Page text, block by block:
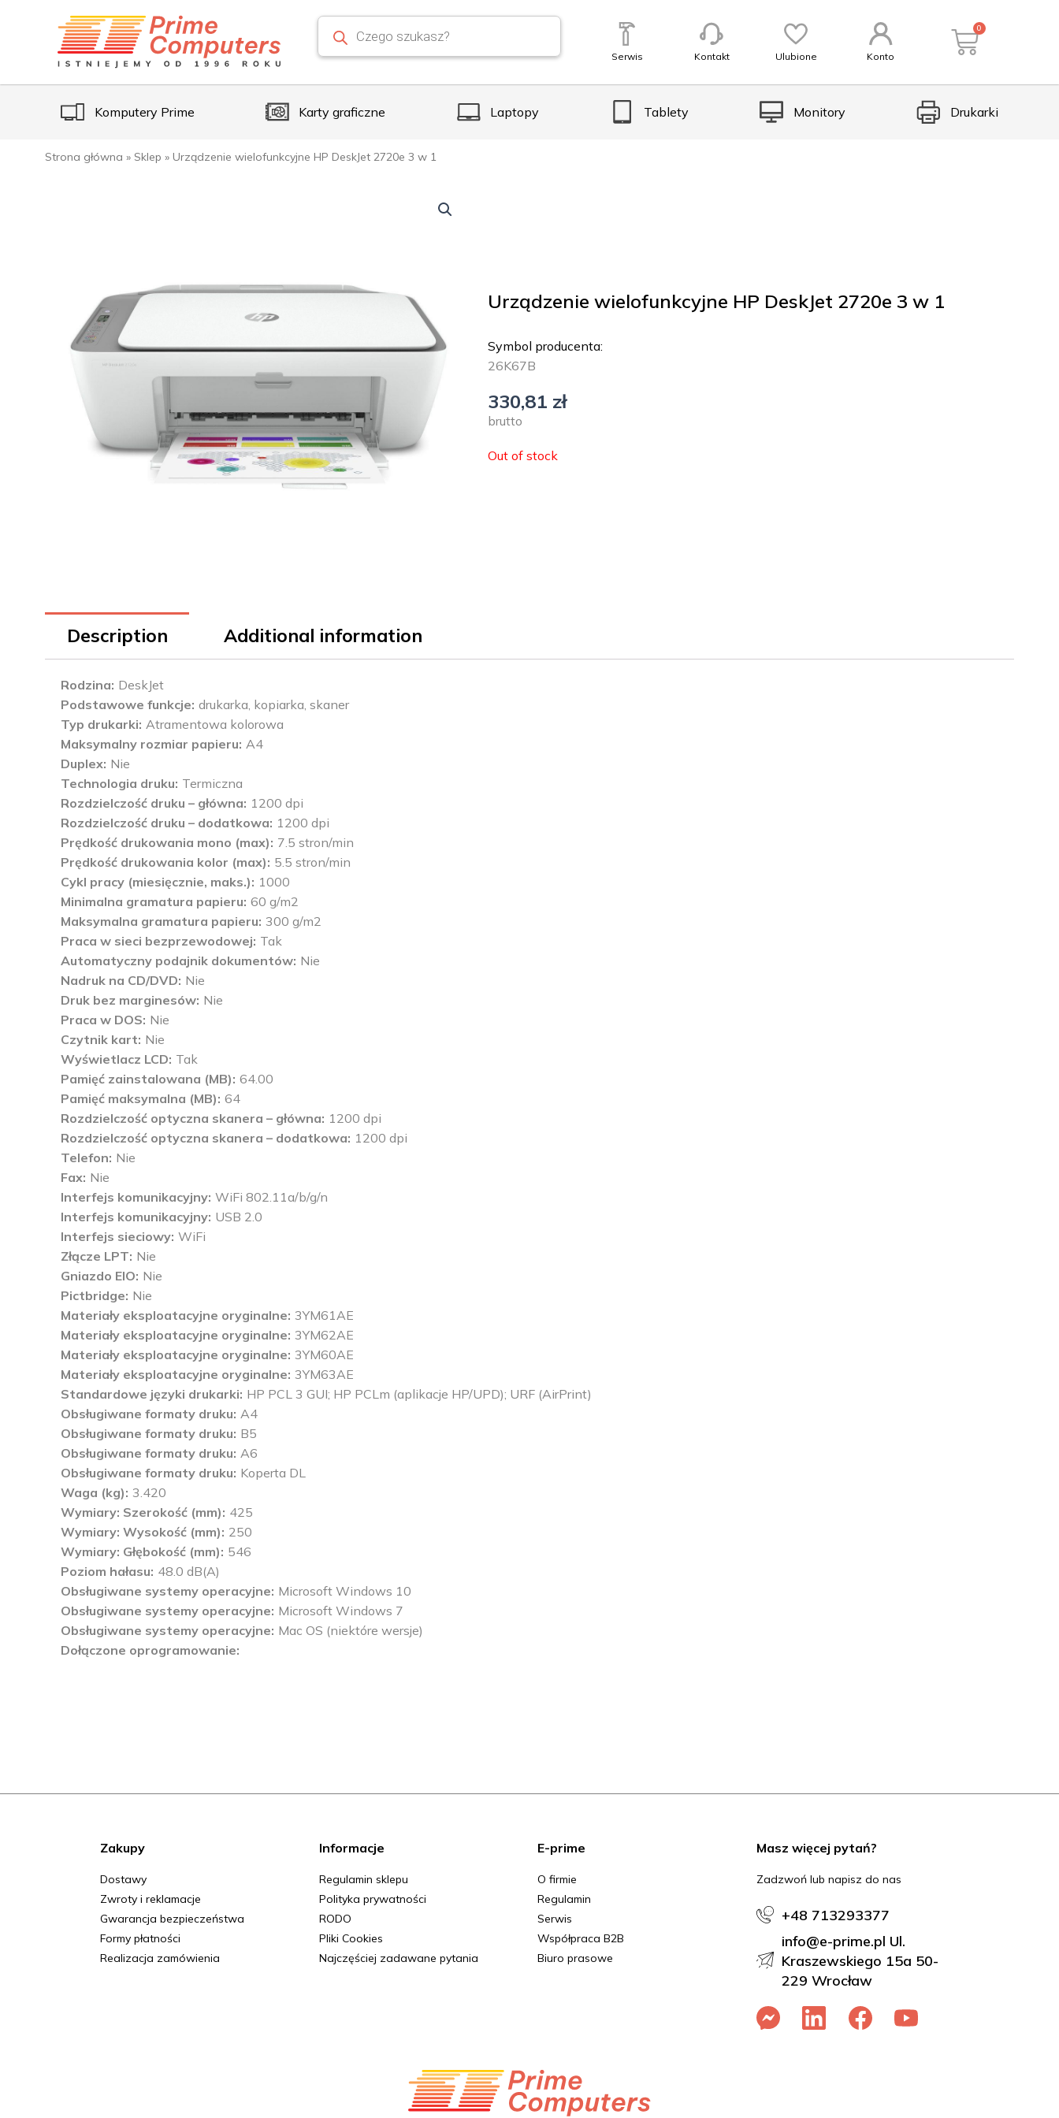
Serwis Kontakt Ulubione Konto
0
Komputery Prime Karty graficzne Laptopy Tablety Monitory Drukarki
Strona główna » Sklep » Urządzenie wielofunkcyjne HP DeskJet 2720e 3 w 1
Urządzenie wielofunkcyjne HP DeskJet 2720e 3 w 1
Symbol producenta:
26K67B
330,81 zł
brutto
Out of stock
Description Additional information
Rodzina DeskJet
Podstawowe funkcje drukarka, kopiarka, skaner
Typ drukarki Atramentowa kolorowa
Maksymalny rozmiar papieru A4
Duplex Nie
Technologia druku Termiczna
Rozdzielczość druku – główna 1200 dpi
Rozdzielczość druku – dodatkowa 1200 dpi
Prędkość drukowania mono (max) 7.5 stron/min
Prędkość drukowania kolor (max) 5.5 stron/min
Cykl pracy (miesięcznie, maks.)
1000
Minimalna gramatura papieru 60 g/m2
Maksymalna gramatura papieru 300 g/m2
Praca w sieci bezprzewodowej Tak
Automatyczny podajnik dokumentów Nie
Nadruk na CD/DVD Nie
Druk bez marginesów Nie
Praca w DOS Nie
Czytnik kart Nie
Wyświetlacz LCD Tak
Pamięć zainstalowana (MB) 64.00
Pamięć maksymalna (MB) 64
Rozdzielczość optyczna skanera – główna 1200 dpi
Rozdzielczość optyczna skanera – dodatkowa 1200 dpi
Telefon Nie
Fax Nie
Interfejs komunikacyjny WiFi 802.11a/b/g/n
Interfejs komunikacyjny USB 2.0
Interfejs sieciowy WiFi
Złącze LPT Nie
Gniazdo EIO Nie
Pictbridge Nie
Materiały eksploatacyjne oryginalne 3YM61AE
Materiały eksploatacyjne oryginalne 3YM62AE
Materiały eksploatacyjne oryginalne 3YM60AE
Materiały eksploatacyjne oryginalne 3YM63AE
Standardowe języki drukarki HP PCL 3 GUI; HP PCLm (aplikacje HP/UPD); URF (AirPrint)
Obsługiwane formaty druku A4
Obsługiwane formaty druku B5
Obsługiwane formaty druku A6
Obsługiwane formaty druku Koperta DL
Waga (kg) 3.420
Wymiary: Szerokość (mm) 425
Wymiary: Wysokość (mm) 250
Wymiary: Głębokość (mm) 546
Poziom hałasu 48.0 dB(A)
Obsługiwane systemy operacyjne Microsoft Windows 10
Obsługiwane systemy operacyjne Microsoft Windows 7
Obsługiwane systemy operacyjne Mac OS (niektóre wersje)
Dołączone oprogramowanie
Zakupy
Dostawy
Zwroty i reklamacje
Gwarancja bezpieczeństwa
Formy płatności
Realizacja zamówienia
Informacje
Regulamin sklepu
Polityka prywatności
RODO
Pliki Cookies
Najczęściej zadawane pytania
E-prime
O firmie
Regulamin
Serwis
Współpraca B2B
Biuro prasowe
Masz więcej pytań?
Zadzwoń lub napisz do nas
+48 713293377
info@e-prime.pl Ul.
Kraszewskiego 15a 50-
229 Wrocław